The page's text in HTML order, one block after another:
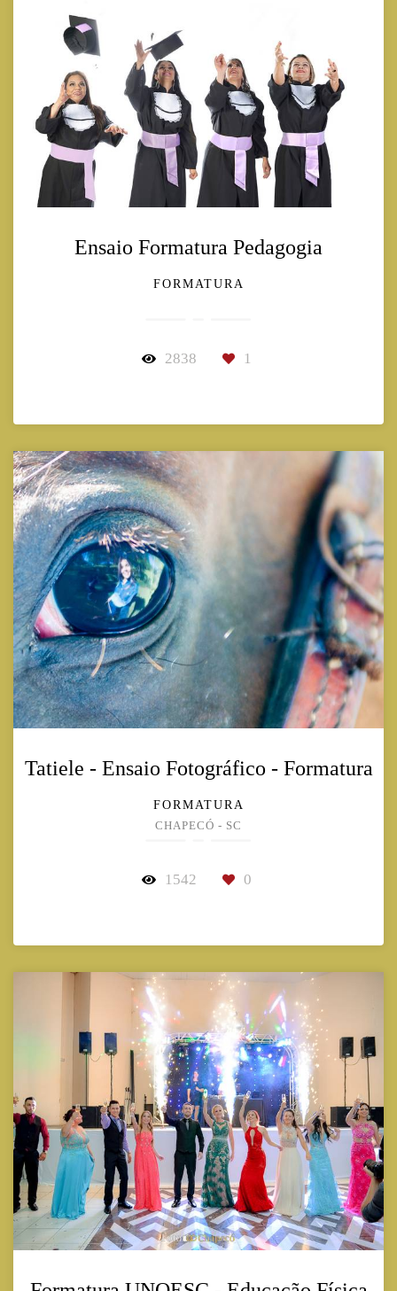
Ensaio Formatura Pedagogia
FORMATURA
2838 1
Tatiele - Ensaio Fotográfico - Formatura
FORMATURA
CHAPECÓ - SC
1542 0